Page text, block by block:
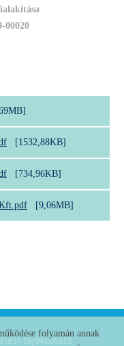
00020
[1532,88KB]
[734,96KB]
[9,06MB]
tájékoztató
folyamán annak